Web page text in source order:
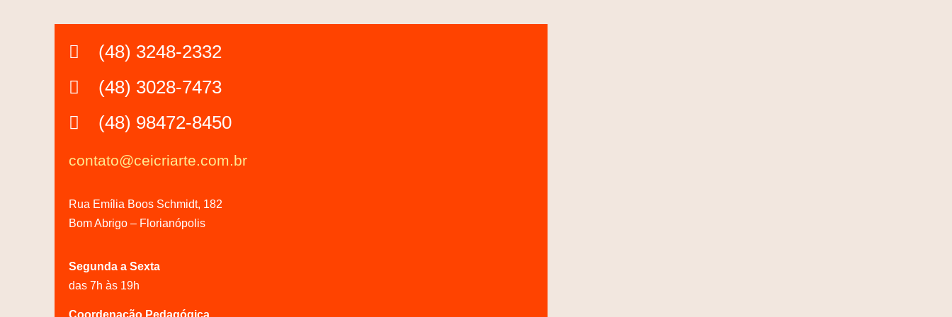
(48) 3248-2332
(48) 3028-7473
(48) 98472-8450
contato@ceicriarte.com.br
Rua Emília Boos Schmidt, 182
Bom Abrigo – Florianópolis
Segunda a Sexta
das 7h às 19h